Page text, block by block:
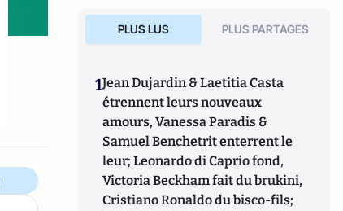
PLUS LUS PLUS PARTAGES
1Jean Dujardin & Laetitia Casta
étrennent leurs nouveaux
amours, Vanessa Paradis &
Samuel Benchetrit enterrent le
leur; Leonardo di Caprio fond,
Victoria Beckham fait du brukini,
Cristiano Ronaldo du bisco-fils;